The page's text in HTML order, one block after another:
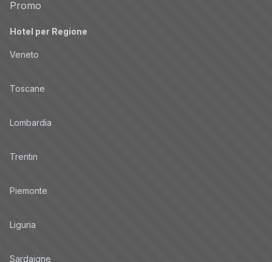
Promo
Hotel per Regione
Veneto
Toscane
Lombardia
Trentin
Piemonte
Liguria
Sardaigne